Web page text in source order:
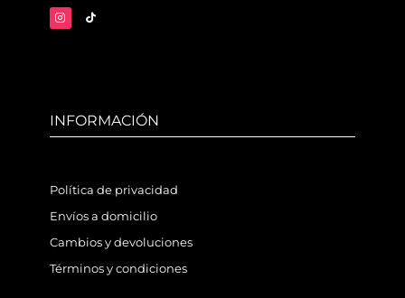
INFORMACIÓN
Política de privacidad
Envíos a domicilio
Cambios y devoluciones
Términos y condiciones